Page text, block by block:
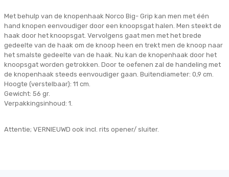
Met behulp van de knopenhaak Norco Big- Grip kan men met één
hand knopen eenvoudiger door een knoopsgat halen. Men steekt de
haak door het knoopsgat. Vervolgens gaat men met het brede
gedeelte van de haak om de knoop heen en trekt men de knoop naar
het smalste gedeelte van de haak. Nu kan de knopenhaak door het
knoopsgat worden getrokken. Door te oefenen zal de handeling met
de knopenhaak steeds eenvoudiger gaan. Buitendiameter: 0,9 cm.
Hoogte (verstelbaar): 11 cm.
Gewicht: 56 gr.
Verpakkingsinhoud: 1.
Attentie; VERNIEUWD ook incl. rits opener/ sluiter.